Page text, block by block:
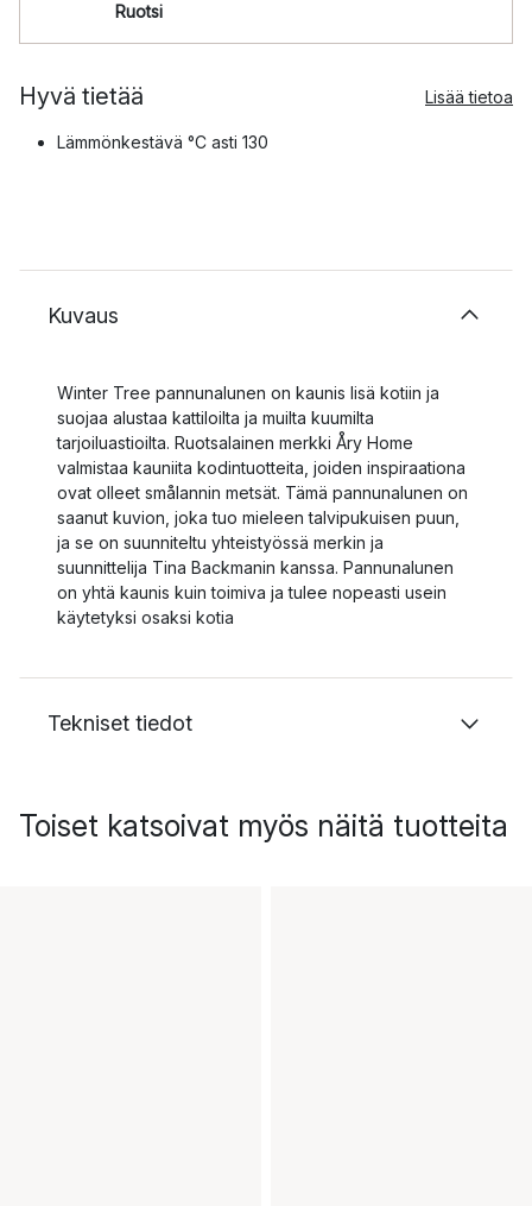
Ruotsi
Hyvä tietää Lisää tietoa
Lämmönkestävä °C asti 130
Kuvaus
Winter Tree pannunalunen on kaunis lisä kotiin ja
suojaa alustaa kattiloilta ja muilta kuumilta
tarjoiluastioilta. Ruotsalainen merkki Åry Home
valmistaa kauniita kodintuotteita, joiden inspiraationa
ovat olleet smålannin metsät. Tämä pannunalunen on
saanut kuvion, joka tuo mieleen talvipukuisen puun,
ja se on suunniteltu yhteistyössä merkin ja
suunnittelija Tina Backmanin kanssa. Pannunalunen
on yhtä kaunis kuin toimiva ja tulee nopeasti usein
käytetyksi osaksi kotia
Tekniset tiedot
Toiset katsoivat myös näitä tuotteita